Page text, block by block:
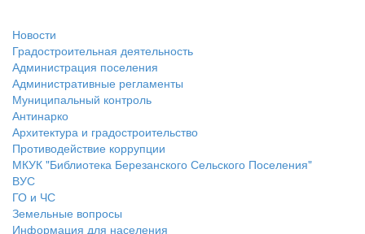
Новости
Градостроительная деятельность
Администрация поселения
Административные регламенты
Муниципальный контроль
Антинарко
Архитектура и градостроительство
Противодействие коррупции
МКУК "Библиотека Березанского Сельского Поселения"
ВУС
ГО и ЧС
Земельные вопросы
Информация для населения